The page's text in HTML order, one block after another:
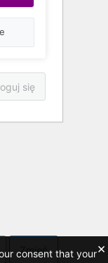
consent that your×